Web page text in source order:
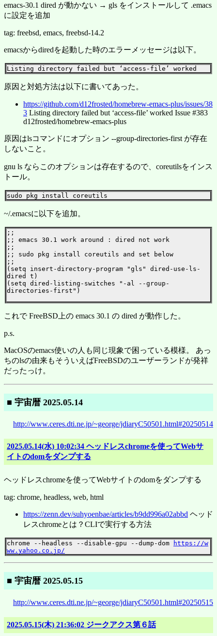
emacs-30.1 dired が動かない → gls をインストールして .emacs
に設定を追加
tag: freebsd, emacs, freebsd-14.2
emacsからdiredを起動した時のエラーメッセージは以下。
原因と対処方法は以下に書いてあった。
https://github.com/d12frosted/homebrew-emacs-plus/issues/38
3 Listing directory failed but ‘access-file’ worked Issue #383
d12frosted/homebrew-emacs-plus
原因はlsコマンドにオプション --group-directories-first が存在
しないこと。
gnu ls ならこのオプションは存在するので、coreutilsをインス
トール。
~/.emacsに以下を追加。
;;
;; emacs 30.1 work around : dired not work
;;
;; sudo pkg install coreutils and set below
;;
(setq insert-directory-program "gls" dired-use-ls-
dired t)
(setq dired-listing-switches "-al --group-
directories-first")
これで FreeBSD上の emacs 30.1 の dired が動作した。
p.s.
MacOSのemacs使いの人も同じ現象で困っている模様。 あっ
ちのlsの由来もそういえばFreeBSDのユーザーランドが発祥
だったっけ。
■ 宇宙暦 2025.05.14
http://www.ceres.dti.ne.jp/~george/jdiaryC50501.html#20250514
2025.05.14(水) 10:02:34 ヘッドレスchromeを使ってWebサ
イトのdomをダンプする
ヘッドレスchromeを使ってWebサイトのdomをダンプする
tag: chrome, headless, web, html
https://zenn.dev/suhyoenbae/articles/b9dd996a02abbd ヘッド
レスchromeとは？CLIで実行する方法
chrome --headless --disable-gpu --dump-dom
https://w
ww.yahoo.co.jp/
■ 宇宙暦 2025.05.15
http://www.ceres.dti.ne.jp/~george/jdiaryC50501.html#20250515
2025.05.15(木) 21:36:02 ジークアクス第６話